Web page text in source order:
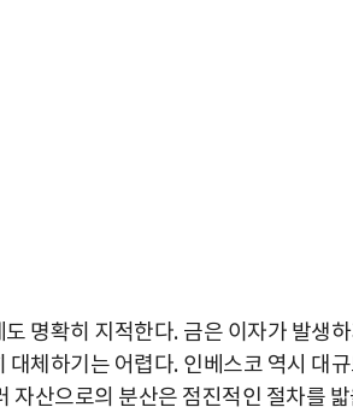
명확히 지적한다. 금은 이자가 발생
대체하기는 어렵다. 인베스코 역시 대
자산으로의 분산은 점진적인 절차를